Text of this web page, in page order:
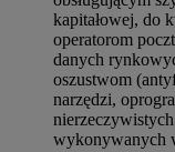
kapitałowej, do
operatorom
danych
oszustwom
narzędzi,
wykonywanych